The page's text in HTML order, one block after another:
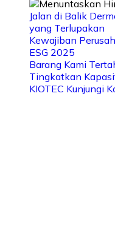
Jalan di Balik
yang Terlupakan
Kewajiban
ESG 2025
Barang Kami
Tingkatkan
KIOTEC Kunjungi